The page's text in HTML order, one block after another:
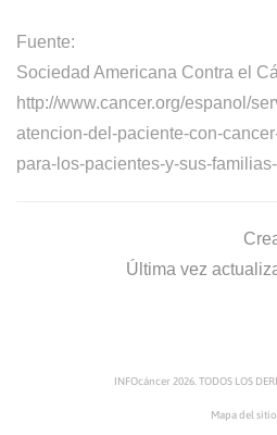
Fuente:
Sociedad Americana Contra el
http://www.cancer.org/espanol/
atencion-del-paciente-con-
para-los-pacientes-y-sus-
Última vez
INFOcáncer 2026. TODOS LOS
Mapa del sitio